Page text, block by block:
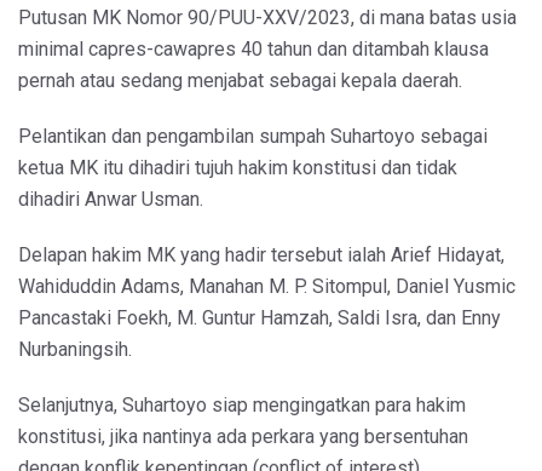
Putusan MK Nomor 90/PUU-XXV/2023, di mana batas usia
minimal capres-cawapres 40 tahun dan ditambah klausa
pernah atau sedang menjabat sebagai kepala daerah.
Pelantikan dan pengambilan sumpah Suhartoyo sebagai
ketua MK itu dihadiri tujuh hakim konstitusi dan tidak
dihadiri Anwar Usman.
Delapan hakim MK yang hadir tersebut ialah Arief Hidayat,
Wahiduddin Adams, Manahan M. P. Sitompul, Daniel Yusmic
Pancastaki Foekh, M. Guntur Hamzah, Saldi Isra, dan Enny
Nurbaningsih.
Selanjutnya, Suhartoyo siap mengingatkan para hakim
konstitusi, jika nantinya ada perkara yang bersentuhan